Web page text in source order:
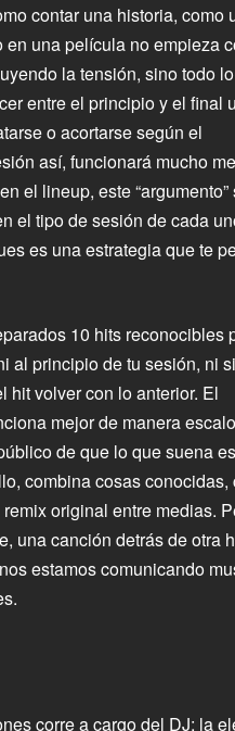
contar una historia, como
una película no empieza
la tensión, sino todo
entre el principio y el final
o acortarse según el
así, funcionará mucho
el lineup, este “argumento”
el tipo de sesión de cada
es una estrategia que te
10 hits reconocibles
al principio de tu sesión, ni
hit volver con lo anterior. El
mejor de manera
de que lo que suena
combina cosas conocidas,
original entre medias.
una canción detrás de otra
estamos comunicando
corre a cargo del DJ: la